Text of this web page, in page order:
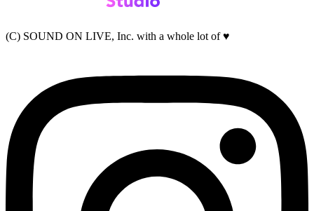
(C) SOUND ON LIVE, Inc. with a whole lot of ♥